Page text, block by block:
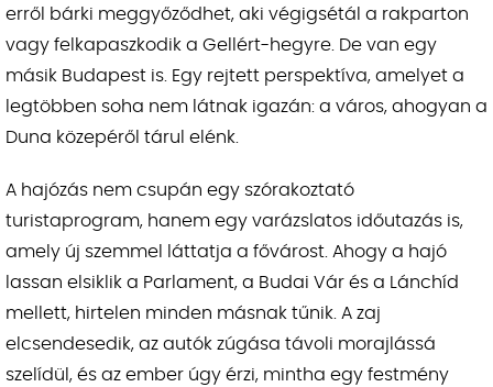
erről bárki meggyőződhet, aki végigsétál a rakparton
vagy felkapaszkodik a Gellért-hegyre. De van egy
másik Budapest is. Egy rejtett perspektíva, amelyet a
legtöbben soha nem látnak igazán: a város, ahogyan a
Duna közepéről tárul elénk.
A hajózás nem csupán egy szórakoztató
turistaprogram, hanem egy varázslatos időutazás is,
amely új szemmel láttatja a fővárost. Ahogy a hajó
lassan elsiklik a Parlament, a Budai Vár és a Lánchíd
mellett, hirtelen minden másnak tűnik. A zaj
elcsendesedik, az autók zúgása távoli morajlássá
szelídül, és az ember úgy érzi, mintha egy festmény